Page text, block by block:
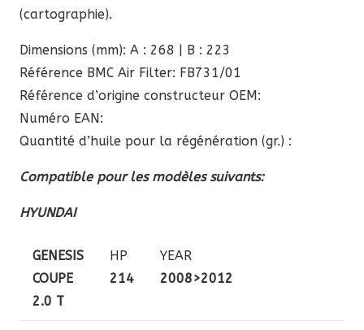
(cartographie).
Dimensions (mm): A : 268 | B : 223
Référence BMC Air Filter: FB731/01
Référence d’origine constructeur OEM:
Numéro EAN:
Quantité d’huile pour la régénération (gr.) :
Compatible pour les modèles suivants:
HYUNDAI
GENESIS
COUPE
2.0 T
HP
214
YEAR
2008>2012